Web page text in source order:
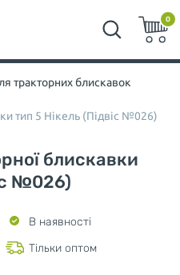
0
тракторних блискавок
тип 5 Нікель (Підвіс №026)
блискавки
№026)
В наявності
Тільки оптом